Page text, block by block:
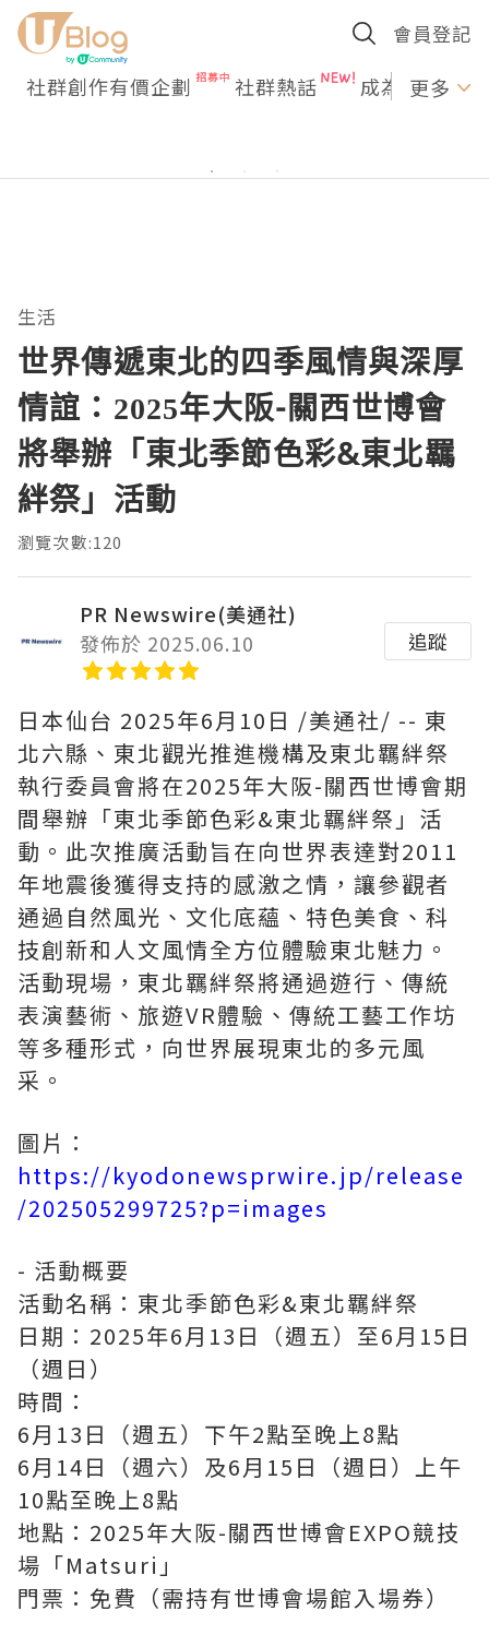
會員登記
社群創作有價企劃 社群熱話 成為U更多
生活
世界傳遞東北的四季風情與深厚
情誼：2025年大阪-關西世博會
將舉辦「東北季節色彩&東北羈
絆祭」活動
瀏覽次數:120
PR Newswire(美通社)
發佈於 2025.06.10
追蹤
日本仙台 2025年6月10日 /美通社/ -- 東
北六縣、東北觀光推進機構及東北羈絆祭
執行委員會將在2025年大阪-關西世博會期
間舉辦「東北季節色彩&東北羈絆祭」活
動。此次推廣活動旨在向世界表達對2011
年地震後獲得支持的感激之情，讓參觀者
通過自然風光、文化底蘊、特色美食、科
技創新和人文風情全方位體驗東北魅力。
活動現場，東北羈絆祭將通過遊行、傳統
表演藝術、旅遊VR體驗、傳統工藝工作坊
等多種形式，向世界展現東北的多元風
采。
圖片：
https://kyodonewsprwire.jp/release
/202505299725?p=images
- 活動概要
活動名稱：東北季節色彩&東北羈絆祭
日期：2025年6月13日（週五）至6月15日
（週日）
時間：
6月13日（週五）下午2點至晚上8點
6月14日（週六）及6月15日（週日）上午
10點至晚上8點
地點：2025年大阪-關西世博會EXPO競技
場「Matsuri」
門票：免費（需持有世博會場館入場券）